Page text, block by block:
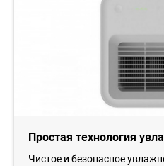
Простая технология
Чистое и безопасное